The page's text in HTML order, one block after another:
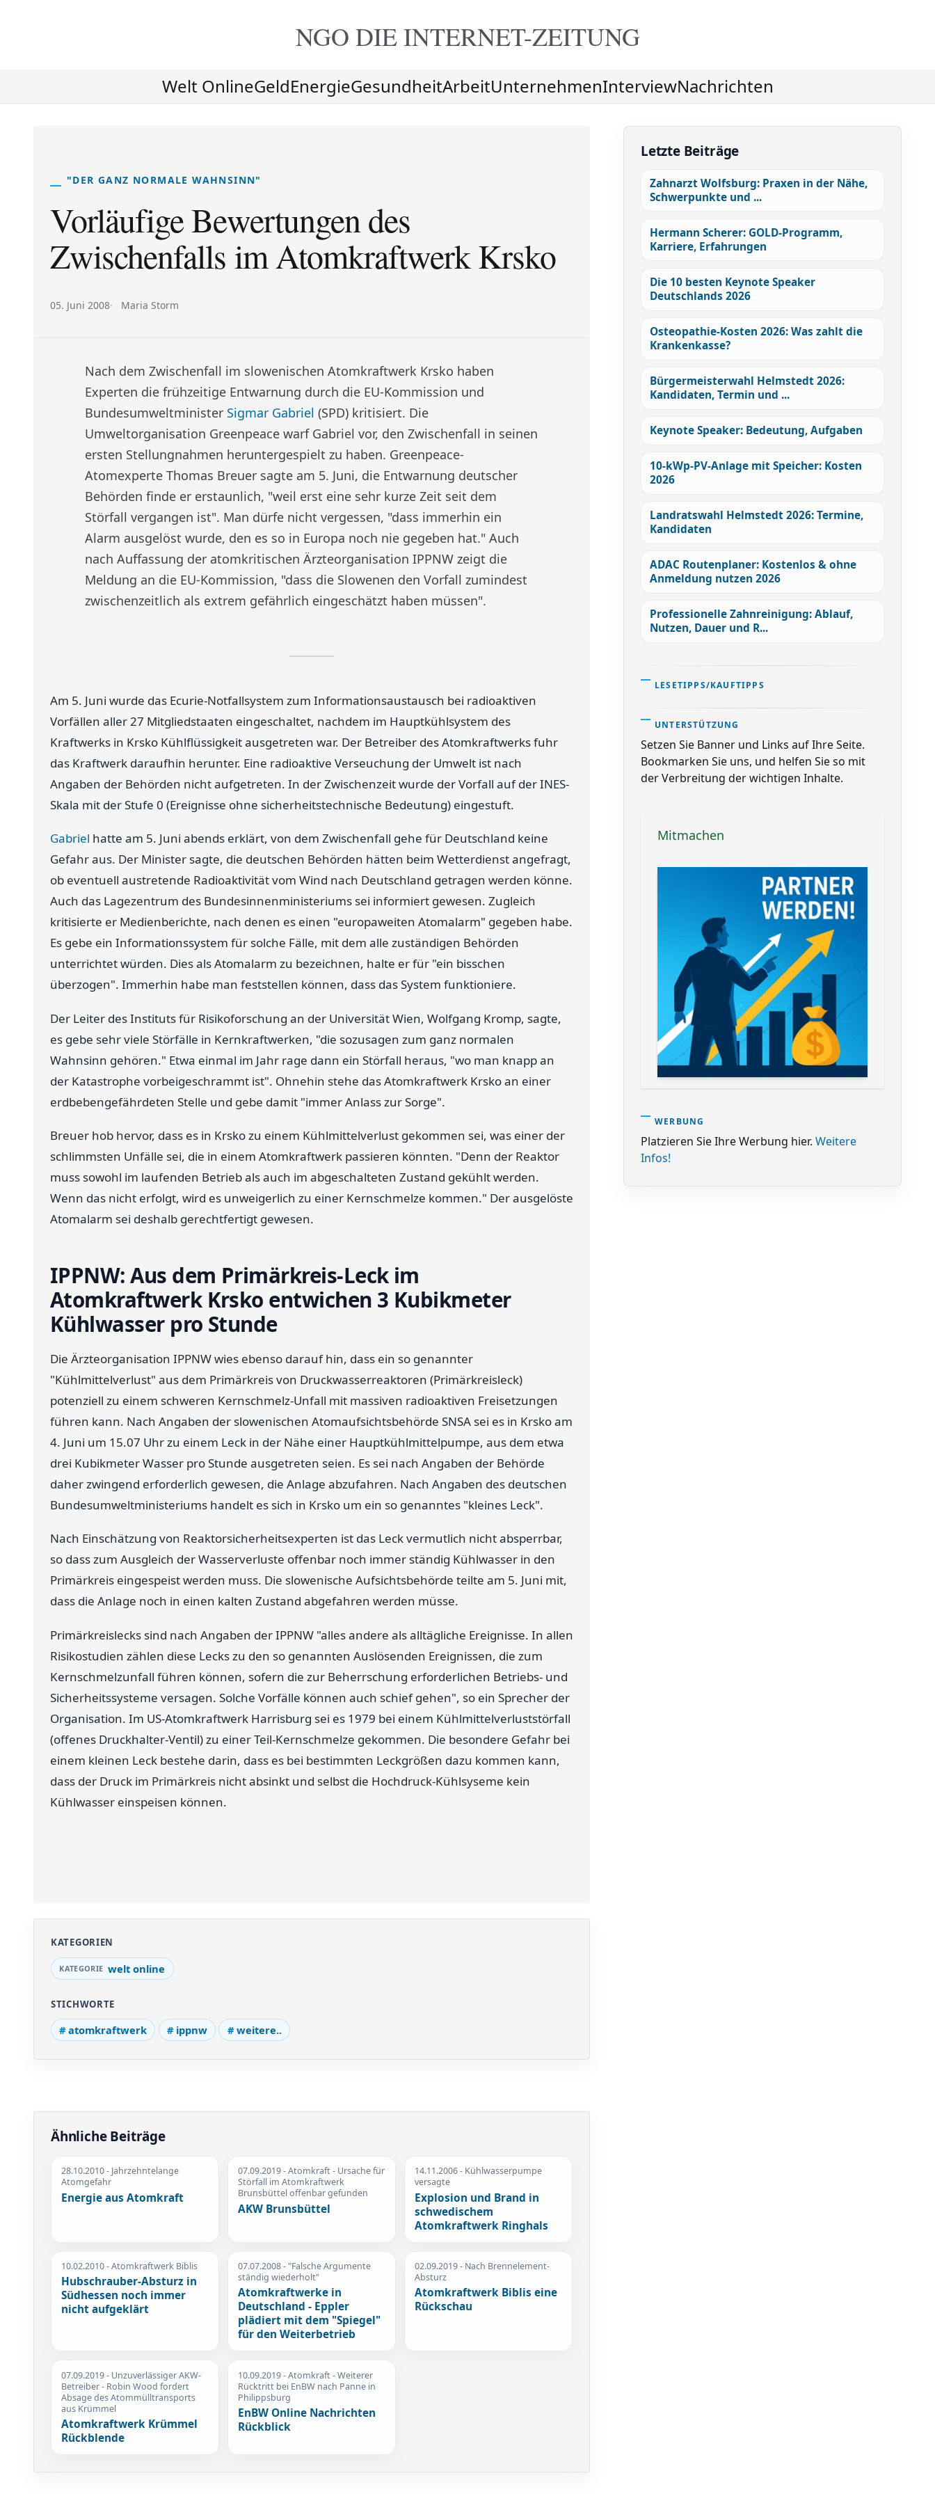
NGO DIEINTERNET-ZEITUNG
Welt OnlineGeldEnergieGesundheitArbeitUnternehmenInterviewNachrichten
"DER GANZ NORMALE WAHNSINN"
Vorläufige Bewertungen des
Zwischenfalls im Atomkraftwerk Krsko
Veröffentlicht am:
05. Juni 2008 Autor:
Maria Storm
Nach dem Zwischenfall im slowenischen Atomkraftwerk Krsko haben
Experten die frühzeitige Entwarnung durch die EU-Kommission und
Bundesumweltminister Sigmar Gabriel (SPD) kritisiert. Die
Umweltorganisation Greenpeace warf Gabriel vor, den Zwischenfall in seinen
ersten Stellungnahmen heruntergespielt zu haben. Greenpeace-
Atomexperte Thomas Breuer sagte am 5. Juni, die Entwarnung deutscher
Behörden finde er erstaunlich, "weil erst eine sehr kurze Zeit seit dem
Störfall vergangen ist". Man dürfe nicht vergessen, "dass immerhin ein
Alarm ausgelöst wurde, den es so in Europa noch nie gegeben hat." Auch
nach Auffassung der atomkritischen Ärzteorganisation IPPNW zeigt die
Meldung an die EU-Kommission, "dass die Slowenen den Vorfall zumindest
zwischenzeitlich als extrem gefährlich eingeschätzt haben müssen".
Am 5. Juni wurde das Ecurie-Notfallsystem zum Informationsaustausch bei radioaktiven
Vorfällen aller 27 Mitgliedstaaten eingeschaltet, nachdem im Hauptkühlsystem des
Kraftwerks in Krsko Kühlflüssigkeit ausgetreten war. Der Betreiber des Atomkraftwerks fuhr
das Kraftwerk daraufhin herunter. Eine radioaktive Verseuchung der Umwelt ist nach
Angaben der Behörden nicht aufgetreten. In der Zwischenzeit wurde der Vorfall auf der INES-
Skala mit der Stufe 0 (Ereignisse ohne sicherheitstechnische Bedeutung) eingestuft.
Gabriel hatte am 5. Juni abends erklärt, von dem Zwischenfall gehe für Deutschland keine
Gefahr aus. Der Minister sagte, die deutschen Behörden hätten beim Wetterdienst angefragt,
ob eventuell austretende Radioaktivität vom Wind nach Deutschland getragen werden könne.
Auch das Lagezentrum des Bundesinnenministeriums sei informiert gewesen. Zugleich
kritisierte er Medienberichte, nach denen es einen "europaweiten Atomalarm" gegeben habe.
Es gebe ein Informationssystem für solche Fälle, mit dem alle zuständigen Behörden
unterrichtet würden. Dies als Atomalarm zu bezeichnen, halte er für "ein bisschen
überzogen". Immerhin habe man feststellen können, dass das System funktioniere.
Der Leiter des Instituts für Risikoforschung an der Universität Wien, Wolfgang Kromp, sagte,
es gebe sehr viele Störfälle in Kernkraftwerken, "die sozusagen zum ganz normalen
Wahnsinn gehören." Etwa einmal im Jahr rage dann ein Störfall heraus, "wo man knapp an
der Katastrophe vorbeigeschrammt ist". Ohnehin stehe das Atomkraftwerk Krsko an einer
erdbebengefährdeten Stelle und gebe damit "immer Anlass zur Sorge".
Breuer hob hervor, dass es in Krsko zu einem Kühlmittelverlust gekommen sei, was einer der
schlimmsten Unfälle sei, die in einem Atomkraftwerk passieren könnten. "Denn der Reaktor
muss sowohl im laufenden Betrieb als auch im abgeschalteten Zustand gekühlt werden.
Wenn das nicht erfolgt, wird es unweigerlich zu einer Kernschmelze kommen." Der ausgelöste
Atomalarm sei deshalb gerechtfertigt gewesen.
IPPNW: Aus dem Primärkreis-Leck im
Atomkraftwerk Krsko entwichen 3 Kubikmeter
Kühlwasser pro Stunde
Die Ärzteorganisation IPPNW wies ebenso darauf hin, dass ein so genannter
"Kühlmittelverlust" aus dem Primärkreis von Druckwasserreaktoren (Primärkreisleck)
potenziell zu einem schweren Kernschmelz-Unfall mit massiven radioaktiven Freisetzungen
führen kann. Nach Angaben der slowenischen Atomaufsichtsbehörde SNSA sei es in Krsko am
4. Juni um 15.07 Uhr zu einem Leck in der Nähe einer Hauptkühlmittelpumpe, aus dem etwa
drei Kubikmeter Wasser pro Stunde ausgetreten seien. Es sei nach Angaben der Behörde
daher zwingend erforderlich gewesen, die Anlage abzufahren. Nach Angaben des deutschen
Bundesumweltministeriums handelt es sich in Krsko um ein so genanntes "kleines Leck".
Nach Einschätzung von Reaktorsicherheitsexperten ist das Leck vermutlich nicht absperrbar,
so dass zum Ausgleich der Wasserverluste offenbar noch immer ständig Kühlwasser in den
Primärkreis eingespeist werden muss. Die slowenische Aufsichtsbehörde teilte am 5. Juni mit,
dass die Anlage noch in einen kalten Zustand abgefahren werden müsse.
Primärkreislecks sind nach Angaben der IPPNW "alles andere als alltägliche Ereignisse. In allen
Risikostudien zählen diese Lecks zu den so genannten Auslösenden Ereignissen, die zum
Kernschmelzunfall führen können, sofern die zur Beherrschung erforderlichen Betriebs- und
Sicherheitssysteme versagen. Solche Vorfälle können auch schief gehen", so ein Sprecher der
Organisation. Im US-Atomkraftwerk Harrisburg sei es 1979 bei einem Kühlmittelverluststörfall
(offenes Druckhalter-Ventil) zu einer Teil-Kernschmelze gekommen. Die besondere Gefahr bei
einem kleinen Leck bestehe darin, dass es bei bestimmten Leckgrößen dazu kommen kann,
dass der Druck im Primärkreis nicht absinkt und selbst die Hochdruck-Kühlsyseme kein
Kühlwasser einspeisen können.
KATEGORIEN
welt online
STICHWORTE
atomkraftwerk ippnw weitere..
Ähnliche Beiträge
28.10.2010- Jahrzehntelange
Atomgefahr
Energie aus Atomkraft
07.09.2019- Atomkraft - Ursache für
Störfall im Atomkraftwerk
Brunsbüttel offenbar gefunden
AKW Brunsbüttel
14.11.2006- Kühlwasserpumpe
versagte
Explosion und Brand in
schwedischem
Atomkraftwerk Ringhals
10.02.2010- Atomkraftwerk Biblis
Hubschrauber-Absturz in
Südhessen noch immer
nicht aufgeklärt
07.07.2008- "Falsche Argumente
ständig wiederholt"
Atomkraftwerke in
Deutschland - Eppler
plädiert mit dem "Spiegel"
für den Weiterbetrieb
02.09.2019- Nach Brennelement-
Absturz
Atomkraftwerk Biblis eine
Rückschau
07.09.2019- Unzuverlässiger AKW-
Betreiber - Robin Wood fordert
Absage des Atommülltransports
aus Krümmel
Atomkraftwerk Krümmel
Rückblende
10.09.2019- Atomkraft - Weiterer
Rücktritt bei EnBW nach Panne in
Philippsburg
EnBW Online Nachrichten
Rückblick
Letzte Beiträge
Zahnarzt Wolfsburg: Praxen in der Nähe,
Schwerpunkte und ...
Hermann Scherer: GOLD-Programm,
Karriere, Erfahrungen
Die 10 besten Keynote Speaker
Deutschlands 2026
Osteopathie-Kosten 2026: Was zahlt die
Krankenkasse?
Bürgermeisterwahl Helmstedt 2026:
Kandidaten, Termin und ...
Keynote Speaker: Bedeutung, Aufgaben
10-kWp-PV-Anlage mit Speicher: Kosten
2026
Landratswahl Helmstedt 2026: Termine,
Kandidaten
ADAC Routenplaner: Kostenlos & ohne
Anmeldung nutzen 2026
Professionelle Zahnreinigung: Ablauf,
Nutzen, Dauer und R...
LESETIPPS/KAUFTIPPS
UNTERSTÜTZUNG
Setzen Sie Banner und Links auf Ihre Seite.
Bookmarken Sie uns, und helfen Sie so mit
der Verbreitung der wichtigen Inhalte.
Mitmachen
WERBUNG
Platzieren Sie Ihre Werbung hier. Weitere
Infos!